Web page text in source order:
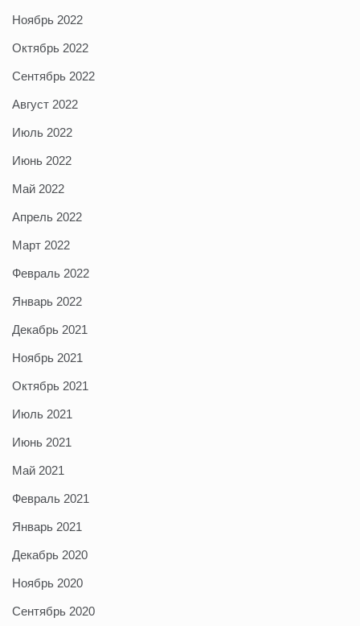
Ноябрь 2022
Октябрь 2022
Сентябрь 2022
Август 2022
Июль 2022
Июнь 2022
Май 2022
Апрель 2022
Март 2022
Февраль 2022
Январь 2022
Декабрь 2021
Ноябрь 2021
Октябрь 2021
Июль 2021
Июнь 2021
Май 2021
Февраль 2021
Январь 2021
Декабрь 2020
Ноябрь 2020
Сентябрь 2020